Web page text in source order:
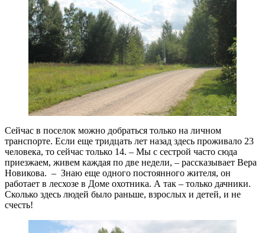
Сейчас в поселок можно добраться только на личном
транспорте. Если еще тридцать лет назад здесь проживало 23
человека, то сейчас только 14. – Мы с сестрой часто сюда
приезжаем, живем каждая по две недели, – рассказывает Вера
Новикова. ­ – Знаю еще одного постоянного жителя, он
работает в лесхозе в Доме охотника. А так – только дачники.
Сколько здесь людей было раньше, взрослых и детей, и не
счесть!